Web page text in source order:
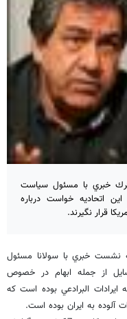
خبري با مسئول سياست
اتحاديه خواست درباره
قرار نگيرند.
نشست خبري با سولانا مسئول
از جمله ابهام در خصوص
البرادعي بوده است كه
آلوده به ايران بوده است.